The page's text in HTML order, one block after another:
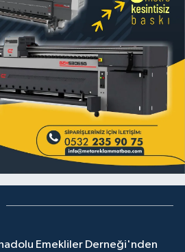
Emekliler Derneği'nden